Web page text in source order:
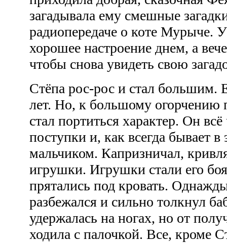
загадывала ему смешные
радиопередаче о коте Мурыче.
хорошее настроение днем, а
чтобы снова увидеть свою
Стёпа рос-рос и стал
лет. Но, к большому
стал портиться характер. Он
поступки и, как всегда бывает
мальчиком. Капризничал,
игрушки. Игрушки стали его
прятались под кровать.
разбежался и сильно толкнул
удержалась на ногах, но от
ходила с палочкой. Все, кроме